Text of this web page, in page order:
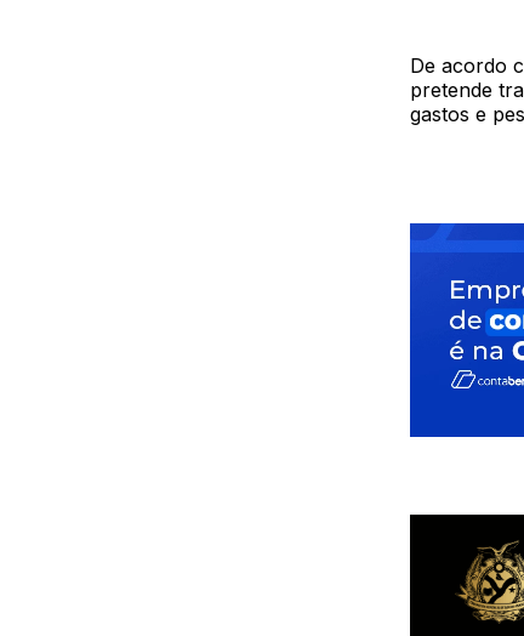
De acordo
pretende
gastos e